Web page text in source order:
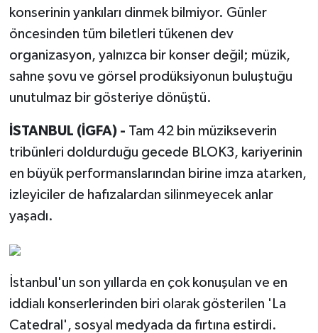
konserinin yankıları dinmek bilmiyor. Günler
öncesinden tüm biletleri tükenen dev
organizasyon, yalnızca bir konser değil; müzik,
sahne şovu ve görsel prodüksiyonun buluştuğu
unutulmaz bir gösteriye dönüştü.
İSTANBUL (İGFA) - Tam 42 bin müzikseverin
tribünleri doldurduğu gecede BLOK3, kariyerinin
en büyük performanslarından birine imza atarken,
izleyiciler de hafızalardan silinmeyecek anlar
yaşadı.
İstanbul'un son yıllarda en çok konuşulan ve en
iddialı konserlerinden biri olarak gösterilen 'La
Catedral', sosyal medyada da fırtına estirdi.